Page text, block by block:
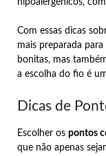
Com essas dicas
mais preparada
bonitas, mas
a escolha do fio é
Dicas de
Escolher os pontos
que não apenas